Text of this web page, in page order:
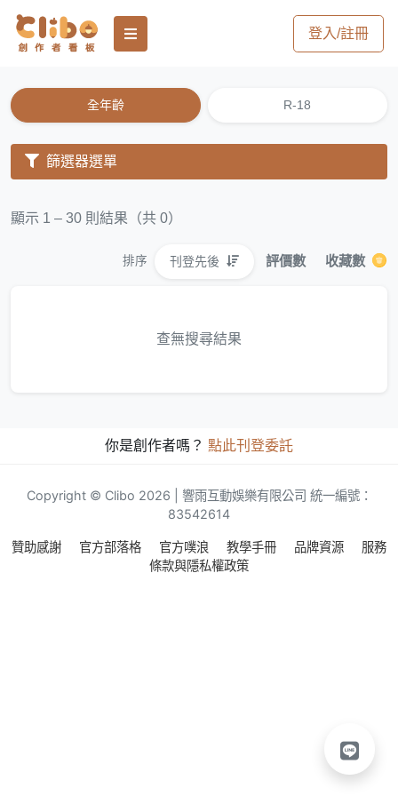
登入/註冊
全年齡 R-18
篩選器選單
顯示 1 – 30 則結果（共 0）
排序 刊登先後 評價數 收藏數
查無搜尋結果
你是創作者嗎？ 點此刊登委託
Copyright © Clibo 2026 | 響雨互動娛樂有限公司 統一編號：
83542614
贊助感謝 官方部落格 官方噗浪 教學手冊 品牌資源
服務
條款與隱私權政策